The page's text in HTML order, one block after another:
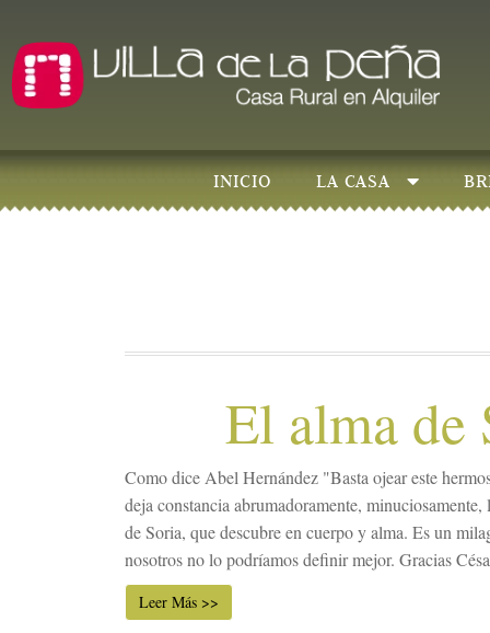
INICIO LA CASA
El alma de
Como dice Abel Hernández "Basta ojear este
deja constancia abrumadoramente, minuciosamente,
de Soria, que descubre en cuerpo y alma. Es un
nosotros no lo podríamos definir mejor. Gracias
Leer Más >>